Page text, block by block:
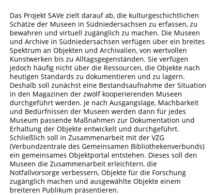
Das Projekt SAVe zielt darauf ab, die kulturgeschichtlichen
Schätze der Museen in Südniedersachsen zu erfassen, zu
bewahren und virtuell zugänglich zu machen. Die Museen
und Archive in Südniedersachsen verfügen über ein breites
Spektrum an Objekten und Archivalien, von wertvollen
Kunstwerken bis zu Alltagsgegenständen. Sie verfügen
jedoch häufig nicht über die Ressourcen, die Objekte nach
heutigen Standards zu dokumentieren und zu lagern.
Deshalb soll zunächst eine Bestandsaufnahme der Situation
in den Magazinen der zwölf kooperierenden Museen
durchgeführt werden. Je nach Ausgangslage, Machbarkeit
und Bedürfnissen der Museen werden dann für jedes
Museum passende Maßnahmen zur Dokumentation und
Erhaltung der Objekte entwickelt und durchgeführt.
Schließlich soll in Zusammenarbeit mit der VZG
(Verbundzentrale des Gemeinsamen Bibliothekenverbunds)
ein gemeinsames Objektportal entstehen. Dieses soll den
Museen die Zusammenarbeit erleichtern, die
Notfallvorsorge verbessern, Objekte für die Forschung
zugänglich machen und ausgewählte Objekte einem
breiteren Publikum präsentieren.
Heimatmuseum Moringen
Stadtmuseum Bad Gandersheim
Museum Goslar
Porzellanmuseum Schloss Fürstenberg